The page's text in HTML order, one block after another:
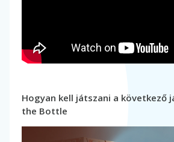
Hogyan kell játszani a következő
the Bottle